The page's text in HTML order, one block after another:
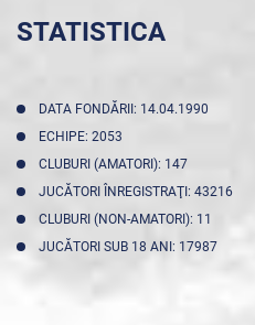
STATISTICA
DATA FONDĂRII: 14.04.1990
ECHIPE: 2053
CLUBURI (AMATORI): 147
JUCĂTORI ÎNREGISTRAŢI: 43216
CLUBURI (NON-AMATORI): 11
JUCĂTORI SUB 18 ANI: 17987